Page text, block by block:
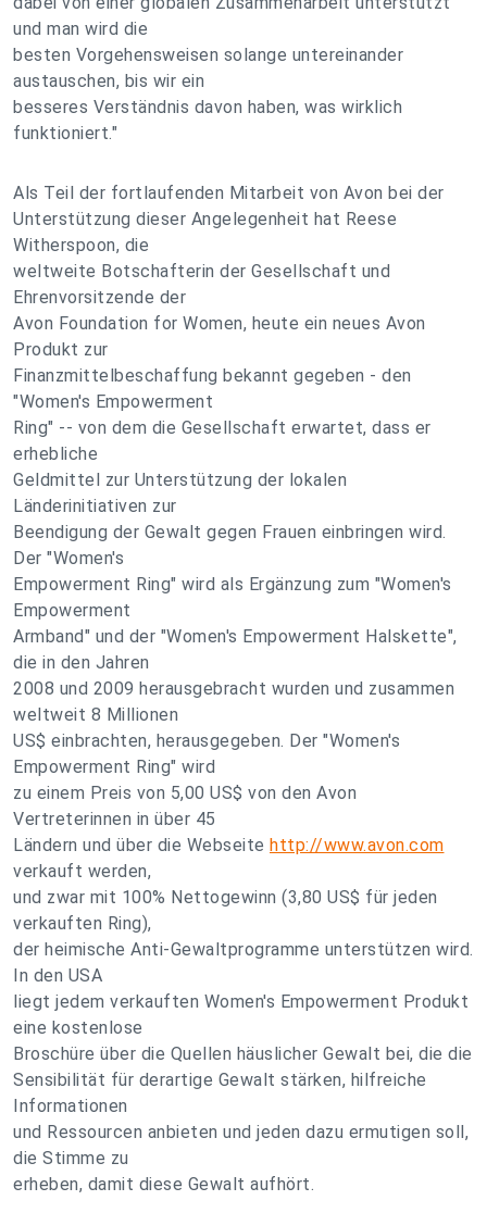
und man wird die
besten Vorgehensweisen solange untereinander
austauschen, bis wir ein
besseres Verständnis davon haben, was wirklich
funktioniert."
Als Teil der fortlaufenden Mitarbeit von Avon bei der
Unterstützung dieser Angelegenheit hat Reese
Witherspoon, die
weltweite Botschafterin der Gesellschaft und
Ehrenvorsitzende der
Avon Foundation for Women, heute ein neues Avon
Produkt zur
Finanzmittelbeschaffung bekannt gegeben - den
"Women's Empowerment
Ring" -- von dem die Gesellschaft erwartet, dass er
erhebliche
Geldmittel zur Unterstützung der lokalen
Länderinitiativen zur
Beendigung der Gewalt gegen Frauen einbringen wird.
Der "Women's
Empowerment Ring" wird als Ergänzung zum "Women's
Empowerment
Armband" und der "Women's Empowerment Halskette",
die in den Jahren
2008 und 2009 herausgebracht wurden und zusammen
weltweit 8 Millionen
US$ einbrachten, herausgegeben. Der "Women's
Empowerment Ring" wird
zu einem Preis von 5,00 US$ von den Avon
Vertreterinnen in über 45
Ländern und über die Webseite http://www.avon.com
verkauft werden,
und zwar mit 100% Nettogewinn (3,80 US$ für jeden
verkauften Ring),
der heimische Anti-Gewaltprogramme unterstützen wird.
In den USA
liegt jedem verkauften Women's Empowerment Produkt
eine kostenlose
Broschüre über die Quellen häuslicher Gewalt bei, die die
Sensibilität für derartige Gewalt stärken, hilfreiche
Informationen
und Ressourcen anbieten und jeden dazu ermutigen soll,
die Stimme zu
erheben, damit diese Gewalt aufhört.